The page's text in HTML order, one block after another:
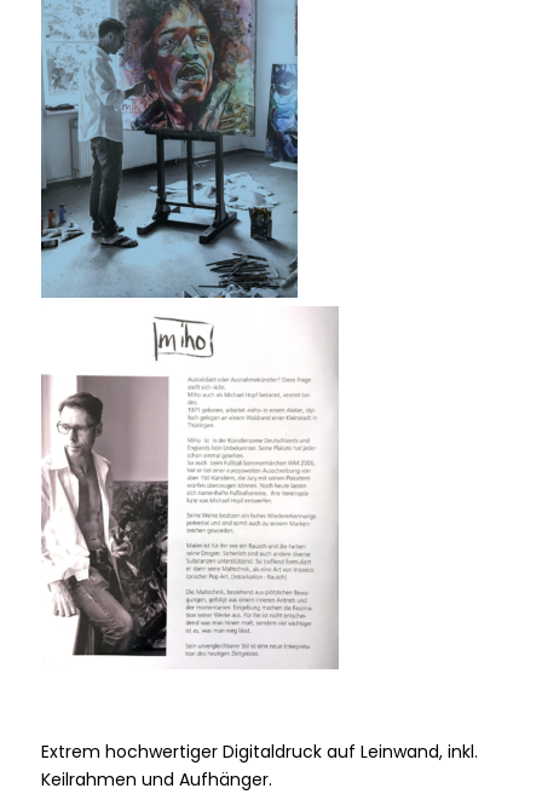
Extrem hochwertiger Digitaldruck auf Leinwand, inkl.
Keilrahmen und Aufhänger.